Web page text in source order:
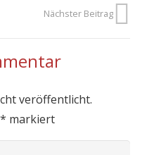
Nächster Beitrag
veröffentlicht.
* markiert